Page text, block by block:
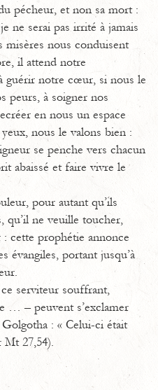
pécheur, et non sa mort :
ne serai pas irrité à jamais
misères nous conduisent
il attend notre
guérir notre cœur, si nous le
peurs, à soigner nos
en nous un espace
nous le valons bien :
se penche vers chacun
abaissé et faire vivre le
pour autant qu’ils
qu’il ne veuille toucher,
cette prophétie annonce
évangiles, portant jusqu’à
serviteur souffrant,
… – peuvent s’exclamer
: « Celui-ci était
27,54).